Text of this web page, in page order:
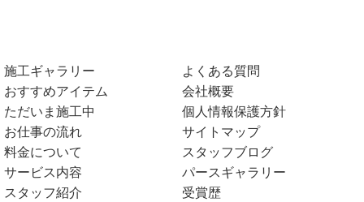
施工ギャラリー
おすすめアイテム
ただいま施工中
お仕事の流れ
料金について
サービス内容
スタッフ紹介
よくある質問
会社概要
個人情報保護方針
サイトマップ
スタッフブログ
パースギャラリー
受賞歴